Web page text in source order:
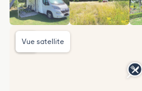
Vue satellite